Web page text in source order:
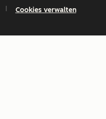
Cookies verwalten